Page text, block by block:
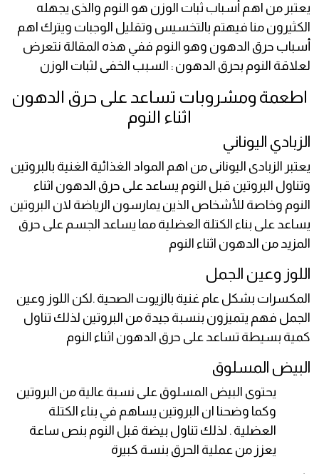
يعتبر من اهم أسباب ثبات الوزن هو النوم والذى يجهله
الكثيرون منا فيهتم بالتخسيس وتقليل الوجبات ويترك اهم
أسباب حرق الدهون وهو النوم ففي هذه المقالة نتعرض
لعلاقة النوم بحرق الدهون : السبب الخفى لثبات الوزن
اطعمة ومشروبات تساعد على حرق الدهون
اثناء النوم
الزبادي اليوناني
يعتبر الزبادى اليونانى من اهم المواد الغذائية الغنية بالبروتين
وتناول البروتين قبل النوم يساعد على حرق الدهون اثناء
النوم وخاصة للأشخاص الذين يمارسون الرياضة لان البروتين
يساعد على بناء الكتلة العضلية مما يساعد الجسم على حرق
المزيد من الدهون اثناء النوم
اللوز وعين الجمل
المكسرات بشكل عام غنية بالزيوت الصحية .لكن اللوز وعين
الجمل فهم يتميزون بنسبة جيدة من البروتين لذلك تناول
كمية بسيطة تساعد على حرق الدهون اثناء النوم
البيض المسلوق
يحتوى البيض المسلوق على نسبة عالية من البروتين
وكما وضحنا ان البروتين يساهم في بناء الكتلة
العضلية . لذلك تناول بيضة قبل النوم بنص ساعة
يعزز من عملية الحرق بنسة كبيرة